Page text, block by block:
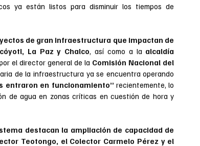
ya están listos para disminuir los tiempos de
de gran infraestructura que impactan de
La Paz y Chalco , así como a la alcaldía
el director general de la Comisión Nacional del
de la infraestructura ya se encuentra operando
entraron en funcionamiento” recientemente, lo
de agua en zonas críticas en cuestión de hora y
destacan la ampliación de capacidad de
Teotongo, el Colector Carmelo Pérez y el